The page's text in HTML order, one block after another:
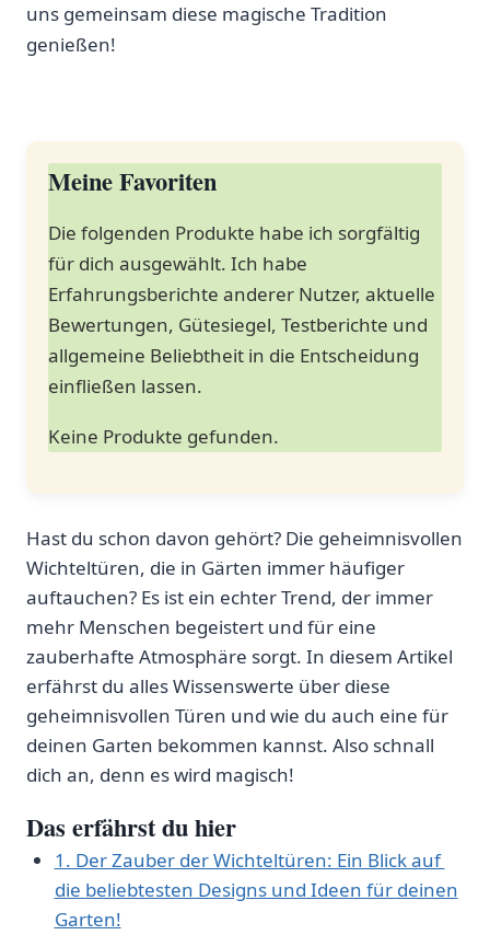
uns gemeinsam diese magische Tradition
genießen!
Meine Favoriten
Die folgenden Produkte habe ich sorgfältig
für dich ausgewählt. Ich⁢ habe
Erfahrungsberichte⁤ anderer Nutzer,⁢ aktuelle
Bewertungen, Gütesiegel, ‍Testberichte und
allgemeine Beliebtheit in⁢ die Entscheidung
einfließen lassen.
Keine Produkte gefunden.
Hast du schon davon gehört? ⁤Die⁤ geheimnisvollen
Wichteltüren, ‍die in ​Gärten immer‍ häufiger
auftauchen? Es ist ein⁤ echter ⁢Trend, der immer
mehr⁢ Menschen ⁢begeistert und für eine
zauberhafte Atmosphäre sorgt. In ​diesem Artikel
erfährst du alles⁤ Wissenswerte‍ über diese
⁢geheimnisvollen Türen und wie ‌du auch eine für
deinen Garten bekommen kannst. Also schnall
dich ​an, denn es wird magisch!
Das‌ erfährst ‍du‌ hier
1. Der Zauber der Wichteltüren: Ein ⁤Blick auf ​
die ‌beliebtesten⁣ Designs und Ideen für deinen
‌Garten!